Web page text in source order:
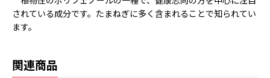
されている成分です。たまねぎに多く含まれることで知られてい
ます。
関連商品